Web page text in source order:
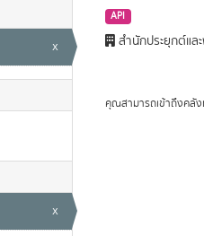
x
x
API
สำนักประยุกต์แล
คุณสามารถเข้าถึงคลั